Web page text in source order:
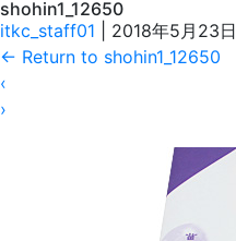
shohin1_12650
itkc_staff01
2018年5月23日
← Return to shohin1_12650
‹
›